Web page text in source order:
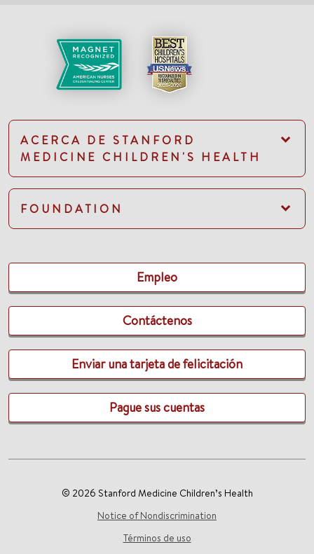
ACERCA DE STANFORD
MEDICINE CHILDREN'S HEALTH
FOUNDATION
Empleo
Contáctenos
Enviar una tarjeta de felicitación
Pague sus cuentas
© 2026 Stanford Medicine Children’s Health
Notice of Nondiscrimination
Términos de uso